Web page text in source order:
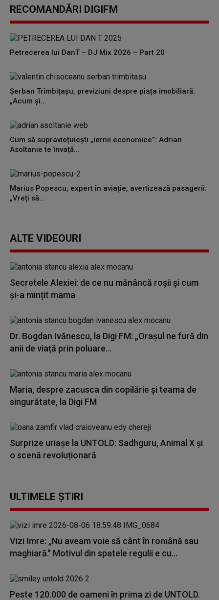
seconds
RECOMANDĂRI DIGIFM
Petrecerea lui DanT – DJ Mix 2026 – Part 20
Șerban Trîmbițașu, previziuni despre piața imobiliară:
„Acum și...
Cum să supraviețuiești „iernii economice”: Adrian
Asoltanie te învață...
Marius Popescu, expert în aviație, avertizează pasagerii:
„Vreți să...
ALTE VIDEOURI
Secretele Alexiei: de ce nu mănâncă roșii și cum
și-a mințit mama
Dr. Bogdan Ivănescu, la Digi FM: „Orașul ne fură din
anii de viață prin poluare...
Maria, despre zacusca din copilărie și teama de
singurătate, la Digi FM
Surprize uriașe la UNTOLD: Sadhguru, Animal X și
o scenă revoluționară
ULTIMELE ȘTIRI
Vizi Imre: „Nu aveam voie să cânt în română sau
maghiară." Motivul din spatele regulii e cu...
Peste 120.000 de oameni în prima zi de UNTOLD.